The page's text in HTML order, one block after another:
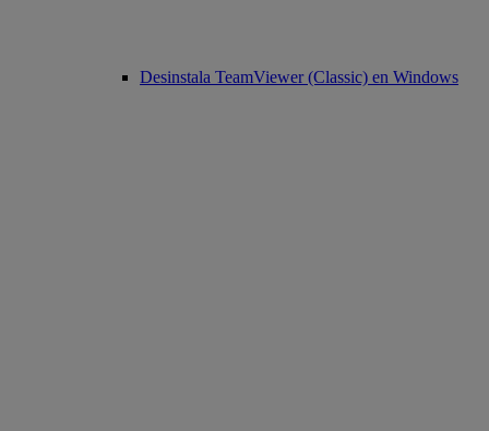
Desinstala TeamViewer (Classic) en Windows